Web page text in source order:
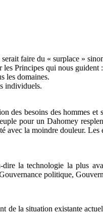
faire du « surplace »
les Principes qui nous guident :
les domaines.
individuels.
besoins des hommes et
pour un Dahomey
la moindre douleur.
la technologie la plus
politique,
de la situation existante